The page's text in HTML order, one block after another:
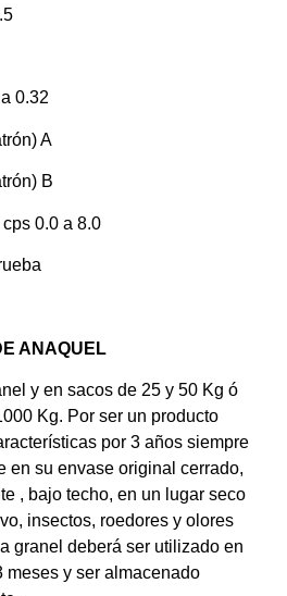
0.32
A
B
0.0 a 8.0
ANAQUEL
y en sacos de 25 y 50 Kg ó
Kg. Por ser un producto
por 3 años siempre
en su envase original cerrado,
, bajo techo, en un lugar seco
insectos, roedores y olores
granel deberá ser utilizado en
meses y ser almacenado